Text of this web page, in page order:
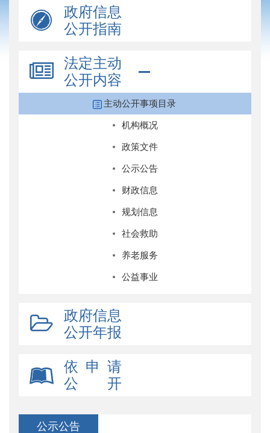
政府信息
公开指南
法定主动
公开内容
主动公开事项目录
机构概况
政策文件
公示公告
财政信息
规划信息
社会救助
养老服务
公益事业
政府信息
公开年报
依 申 请
公 开
公示公告